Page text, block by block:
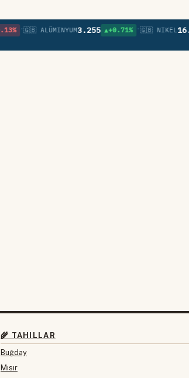
•🇬🇧 ALÜMINYUM3.255 ▲+0.71% •🇬🇧 NIKEL16.705
🌾 TAHILLAR
Buğday
Mısır